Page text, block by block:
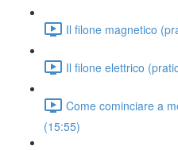
Il filone magnetico
Il filone elettrico
Come cominciare a
(15:55)